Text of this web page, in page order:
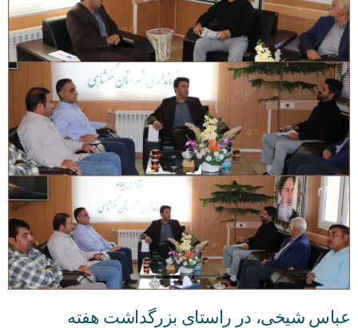
عباس شیخی، در راستای بزرگداشت هفته